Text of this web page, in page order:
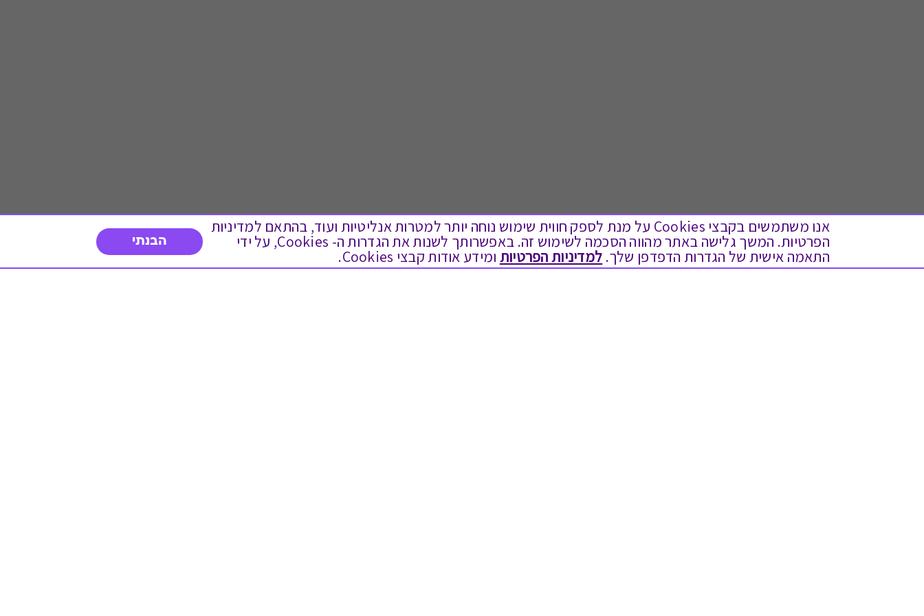
לתת מתנה טוב לדעת דברו איתנו
אנו משתמשים בקבצי Cookies על מנת לספק חווית שימוש נוחה יותר למטרות אנליטיות ועוד, בהתאם למדיניות
הפרטיות. המשך גלישה באתר מהווה הסכמה לשימוש זה. באפשרותך לשנות את הגדרות ה- Cookies, על ידי
התאמה אישית של הגדרות הדפדפן שלך. למדיניות הפרטיות ומידע אודות קבצי Cookies.
הבנתי